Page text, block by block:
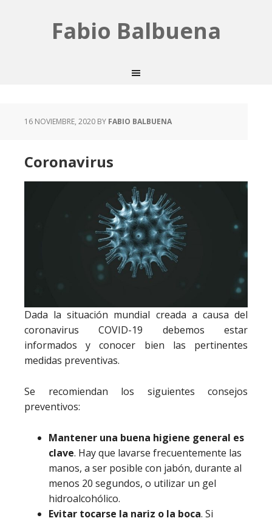
Fabio Balbuena
16 NOVIEMBRE, 2020 BY FABIO BALBUENA
Coronavirus
Dada la situación mundial creada a causa del
coronavirus COVID-19 debemos estar
informados y conocer bien las pertinentes
medidas preventivas.
Se recomiendan los siguientes consejos
preventivos:
Mantener una buena higiene general es
clave. Hay que lavarse frecuentemente las
manos, a ser posible con jabón, durante al
menos 20 segundos, o utilizar un gel
hidroalcohólico.
Evitar tocarse la nariz o la boca. Si